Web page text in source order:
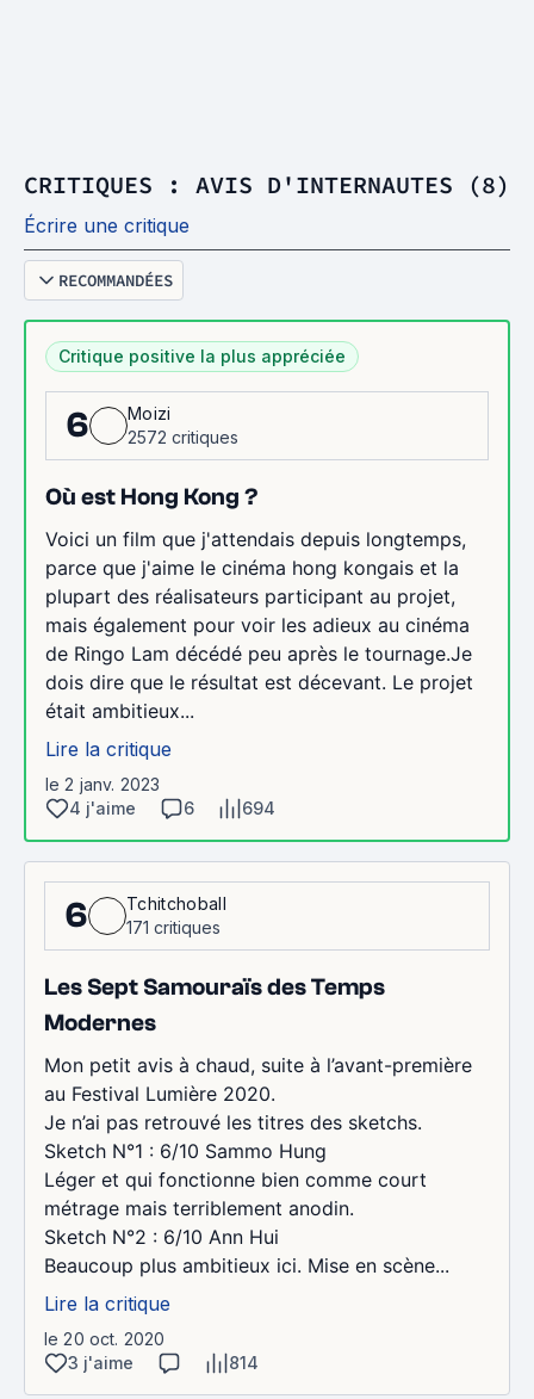
CRITIQUES : AVIS D'INTERNAUTES (8)
Écrire une critique
RECOMMANDÉES
Critique positive la plus appréciée
6
Moizi
2572 critiques
Où est Hong Kong ?
Voici un film que j'attendais depuis longtemps,
parce que j'aime le cinéma hong kongais et la
plupart des réalisateurs participant au projet,
mais également pour voir les adieux au cinéma
de Ringo Lam décédé peu après le tournage.Je
dois dire que le résultat est décevant. Le projet
était ambitieux...
Lire la critique
le 2 janv. 2023
4 j'aime
6 694
6
Tchitchoball
171 critiques
Les Sept Samouraïs des Temps
Modernes
Mon petit avis à chaud, suite à l’avant-première
au Festival Lumière 2020.
Je n’ai pas retrouvé les titres des sketchs.
Sketch N°1 : 6/10 Sammo Hung
Léger et qui fonctionne bien comme court
métrage mais terriblement anodin.
Sketch N°2 : 6/10 Ann Hui
Beaucoup plus ambitieux ici. Mise en scène...
Lire la critique
le 20 oct. 2020
3 j'aime
814